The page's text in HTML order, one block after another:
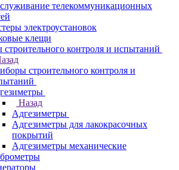
телекоммуникационных
электроустановок
клещи
контроля и испытаний
строительного контроля и
Назад
Адгезиметры
Адгезиметры для лакокрасочных
покрытий
Адгезиметры механические